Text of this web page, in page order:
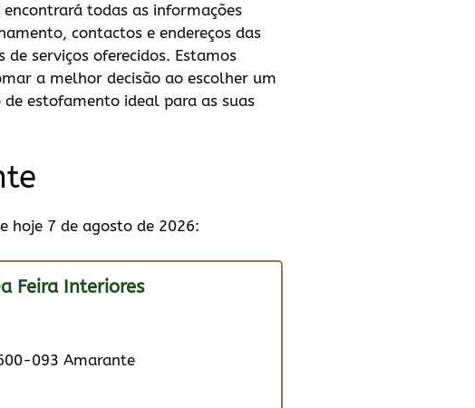
todas as informações
contactos e endereços das
serviços oferecidos. Estamos
a melhor decisão ao escolher um
estofamento ideal para as suas
hoje 7 de agosto de 2026:
Feira Interiores
093 Amarante